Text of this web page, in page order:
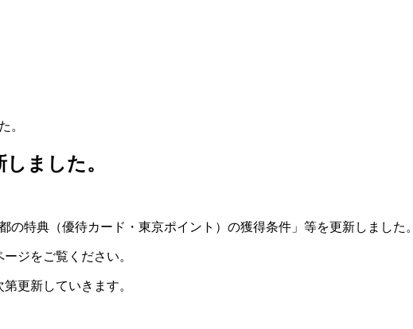
。
ました。
の特典（優待カード・ 東京ポイント）の獲得条件」等を更新しました。
ージをご覧ください。
更新していきます。